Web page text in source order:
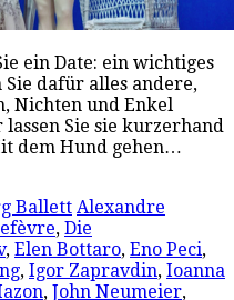
ein Date: ein wichtiges
dafür alles andere,
Nichten und Enkel
Sie sie kurzerhand
dem Hund gehen…
Ballett Alexandre
, Die
, Elen Bottaro, Eno Peci,
, Igor Zapravdin, Ioanna
, John Neumeier,